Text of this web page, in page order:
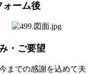
ォーム後
・ご要望
までの感謝を込めて夫